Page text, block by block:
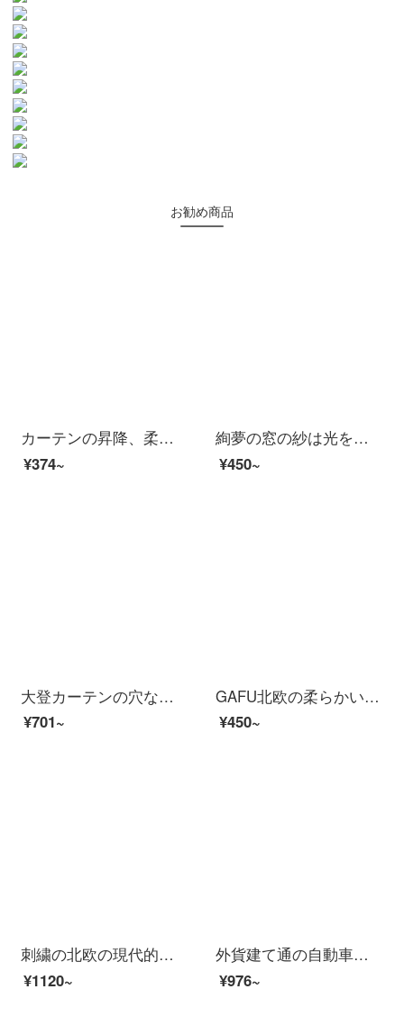
お勧め商品
カーテンの昇降、柔らかい紗のカーテンをカスタマイズしました。オフィスの寝室のベランダ、トイレの台所の窓、防水、オイルフリータイプのシャッター付きで、ブラインドの完成品をセットしました。
¥374~
絢夢の窓の紗は光を通さないで、綿麻のカーテンの十字の模様の紗のカーテンの完成品の客間のベランダの翻り窓の白い紗の地に落ちる窓の現代簡単な北欧の蚊防止のぼんやりしている感じは白色の幅の2.0*高さの2.0 mのシングルのフックをカスタマイズすることができます。
¥450~
大登カーテンの穴なし設置マジックテープの貼り付け窓のバルコニーのショートタイプの窓紗半遮光布の簡易な自粘紗のカーテン灰色【ひだを含む】の厚みを増して人の幅を通さない1.5*高さ2.0
¥701~
GAFU北欧の柔らかい霧面灰色の窓紗のカーテンをカスタマイズしました。現代簡単で、光の透過がよくない人の白い紗のリビングバルコニーの窓から窓を遮るカーテン灰の白い窓をカスタマイズしました。GF 2050-02月光灰毎メートルの価格（韓国式フック加工を含む）
¥450~
刺繍の北欧の現代的な窓の糸は簡単に現代の完成品を遮って客間のシフォンの白い紗のベランダのカーテンの白色のぼんやりしている感の紗のカーテンを遮って光を通すことができません。
¥1120~
外貨建て通の自動車のカーテンの窓の日除けカーテン自動車の日よけ磁気吸カーテンの日よけ断熱防虫網のカーテン車用遮光カーテンカーテンカーテンの日よけはフロントウィンドウX 2を遮ります。
¥976~